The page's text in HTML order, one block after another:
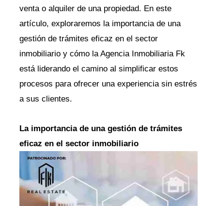
venta o alquiler de una propiedad. En este
artículo, exploraremos la importancia de una
gestión de trámites eficaz en el sector
inmobiliario y cómo la Agencia Inmobiliaria Fk
está liderando el camino al simplificar estos
procesos para ofrecer una experiencia sin estrés
a sus clientes.
La importancia de una gestión de trámites
eficaz en el sector inmobiliario